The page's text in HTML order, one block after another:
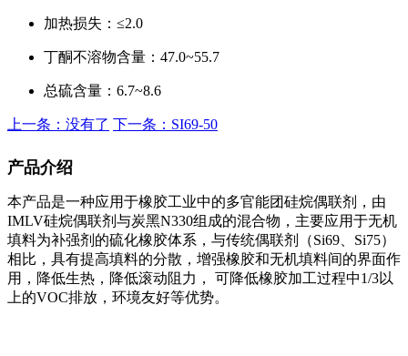
加热损失：≤2.0
丁酮不溶物含量：47.0~55.7
总硫含量：6.7~8.6
上一条： 没有了 下一条： SI69-50
产品介绍
本产品是一种应用于橡胶工业中的多官能团硅烷偶联剂，由
IMLV硅烷偶联剂与炭黑N330组成的混合物，主要应用于无机
填料为补强剂的硫化橡胶体系，与传统偶联剂（Si69、Si75）
相比，具有提高填料的分散，增强橡胶和无机填料间的界面作
用，降低生热，降低滚动阻力， 可降低橡胶加工过程中1/3以
上的VOC排放，环境友好等优势。